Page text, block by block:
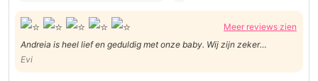
Meer reviews zien
Andreia is heel lief en geduldig met onze baby. Wij zijn zeker
tevreden.
Evi